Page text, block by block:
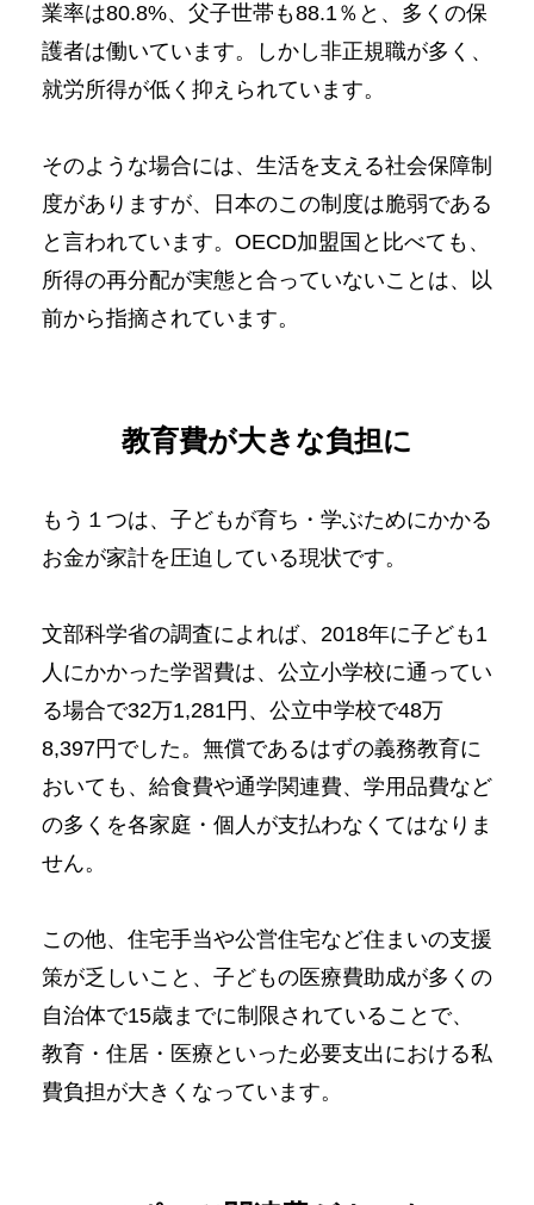
業率は80.8%、父子世帯も88.1％と、多くの保
護者は働いています。しかし非正規職が多く、
就労所得が低く抑えられています。
そのような場合には、生活を支える社会保障制
度がありますが、日本のこの制度は脆弱である
と言われています。OECD加盟国と比べても、
所得の再分配が実態と合っていないことは、以
前から指摘されています。
教育費が大きな負担に
もう１つは、子どもが育ち・学ぶためにかかる
お金が家計を圧迫している現状です。
文部科学省の調査によれば、2018年に子ども1
人にかかった学習費は、公立小学校に通ってい
る場合で32万1,281円、公立中学校で48万
8,397円でした。無償であるはずの義務教育に
おいても、給食費や通学関連費、学用品費など
の多くを各家庭・個人が支払わなくてはなりま
せん。
この他、住宅手当や公営住宅など住まいの支援
策が乏しいこと、子どもの医療費助成が多くの
自治体で15歳までに制限されていることで、
教育・住居・医療といった必要支出における私
費負担が大きくなっています。